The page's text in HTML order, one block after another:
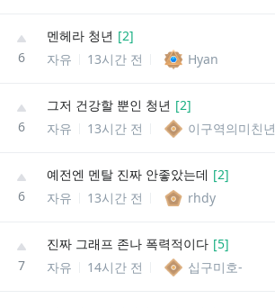
6
멘헤라 청년 [2]
자유
13시간 전 Hyan
6
그저 건강할 뿐인 청년 [2]
자유
13시간 전 이구역의미친년
6
예전엔 멘탈 진짜 안좋았는데 [2]
자유
13시간 전 rhdy
7
진짜 그래프 존나 폭력적이다 [5]
자유
14시간 전 십구미호-